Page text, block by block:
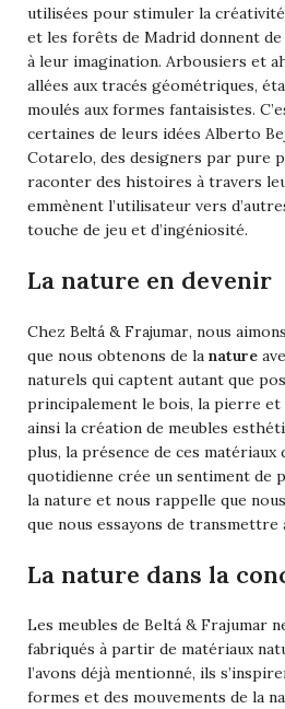
utilisées pour stimuler la
et les forêts de Madrid donnent
à leur imagination. Arbousiers et
allées aux tracés géométriques,
moulés aux formes fantaisistes.
certaines de leurs idées Alberto
Cotarelo, des designers par pure
raconter des histoires à travers
emmènent l’utilisateur vers
touche de jeu et d’ingéniosité.
La nature en devenir
Chez Beltá & Frajumar, nous
que nous obtenons de la nature
naturels qui captent autant que
principalement le bois, la pierre
ainsi la création de meubles
plus, la présence de ces matériaux
quotidienne crée un sentiment de
la nature et nous rappelle que
que nous essayons de transmettre
La nature dans la
Les meubles de Beltá & Frajumar
fabriqués à partir de matériaux
l’avons déjà mentionné, ils
formes et des mouvements de la